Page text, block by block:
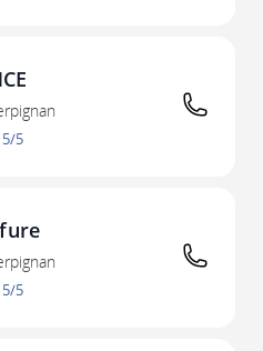
5/5
5/5